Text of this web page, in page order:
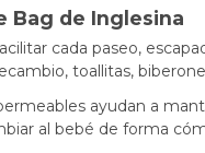
Bag de Inglesina
cada paseo,
toallitas,
ayudan a
al bebé de forma